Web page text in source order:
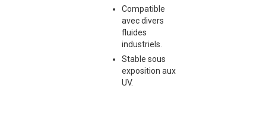
Compatible
avec divers
fluides
industriels.
Stable sous
exposition aux
UV.